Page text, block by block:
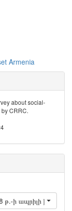
Armenia
about social-
CRRC.
ի ապրիլի